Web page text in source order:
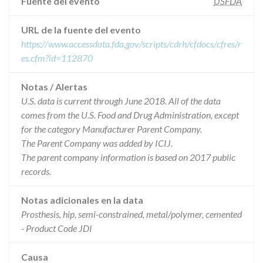
URL de la fuente del evento
https://www.accessdata.fda.gov/scripts/cdrh/cfdocs/cfres/r
es.cfm?id=112870
Notas / Alertas
U.S. data is current through June 2018. All of the data
comes from the U.S. Food and Drug Administration, except
for the category Manufacturer Parent Company.
The Parent Company was added by ICIJ.
The parent company information is based on 2017 public
records.
Notas adicionales en la data
Prosthesis, hip, semi-constrained, metal/polymer, cemented
- Product Code JDI
Causa